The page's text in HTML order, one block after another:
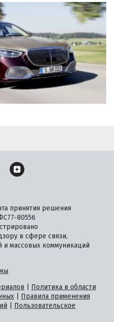
«битурбовосьмеркой» и
сильным V12 стоимостью
принятия решения
80556
в сфере связи,
и массовых коммуникаций
Политика в области
Правила применения
Пользовательское